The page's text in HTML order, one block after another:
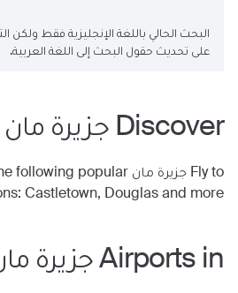
البحث الحالي باللغة الإنجليزية فقط
على تحديث حقول البحث إلى اللغة العربية.
Discover جزيرة مان
Fly to جزيرة مان following popular
Castletown, Douglasand more
Airports inجزيرة